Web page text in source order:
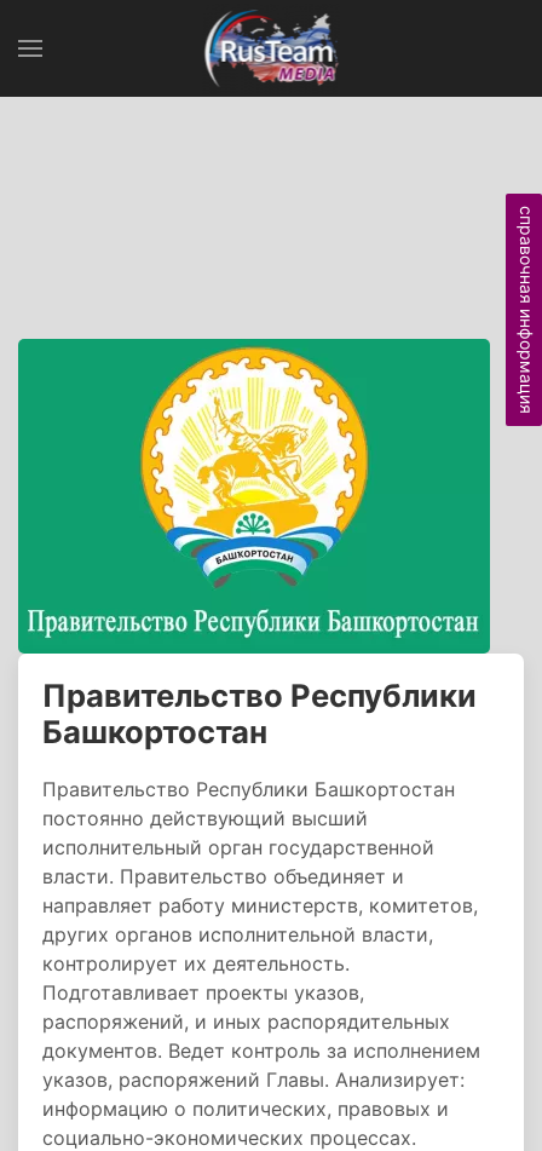
Правительство Республики
Башкортостан
Правительство Республики Башкортостан
постоянно действующий высший
исполнительный орган государственной
власти. Правительство объединяет и
направляет работу министерств, комитетов,
других органов исполнительной власти,
контролирует их деятельность.
Подготавливает проекты указов,
распоряжений, и иных распорядительных
документов. Ведет контроль за исполнением
указов, распоряжений Главы. Анализирует:
информацию о политических, правовых и
социально-экономических процессах.
справочная информация